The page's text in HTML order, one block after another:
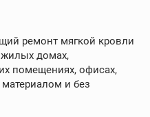
ремонт мягкой кровли
жилых домах,
помещениях, офисах,
и без